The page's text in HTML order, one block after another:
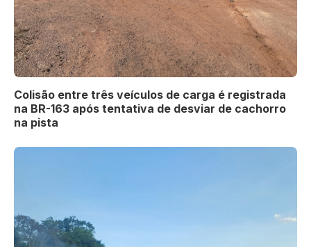
Colisão entre três veículos de carga é registrada
na BR-163 após tentativa de desviar de cachorro
na pista